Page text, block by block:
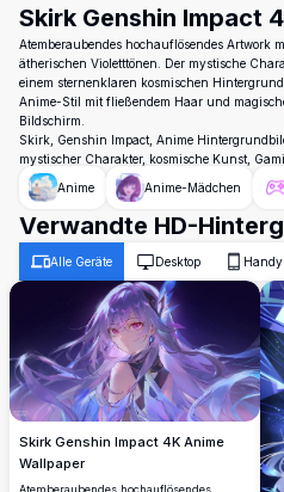
Skirk Genshin Impact
Atemberaubendes hochauflösendes Artwork
ätherischen Violetttönen. Der mystische
einem sternenklaren kosmischen
Anime-Stil mit fließendem Haar und
Bildschirm.
Skirk, Genshin Impact, Anime
mystischer Charakter, kosmische Kunst,
Anime
Anime-Mädchen
Verwandte HD-
Alle Geräte Desktop Handy
Skirk Genshin Impact 4K Anime
Wallpaper
Atemberaubendes hochauflösendes